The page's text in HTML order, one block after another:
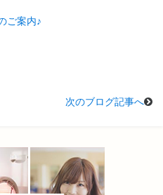
ご案内♪
次のブログ記事へ